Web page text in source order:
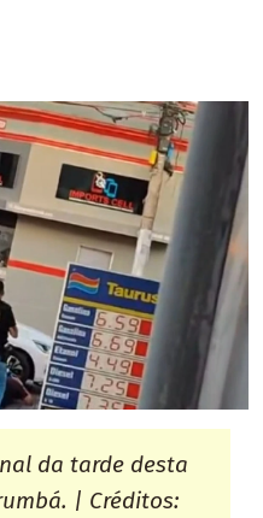
da tarde desta
| Créditos: